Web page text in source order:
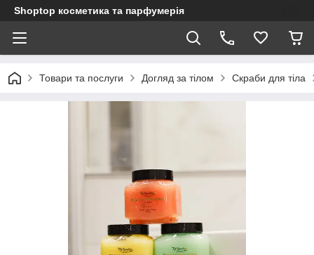
Shoptop косметика та парфумерія
Товари та послуги Догляд за тілом Скраби для тіла